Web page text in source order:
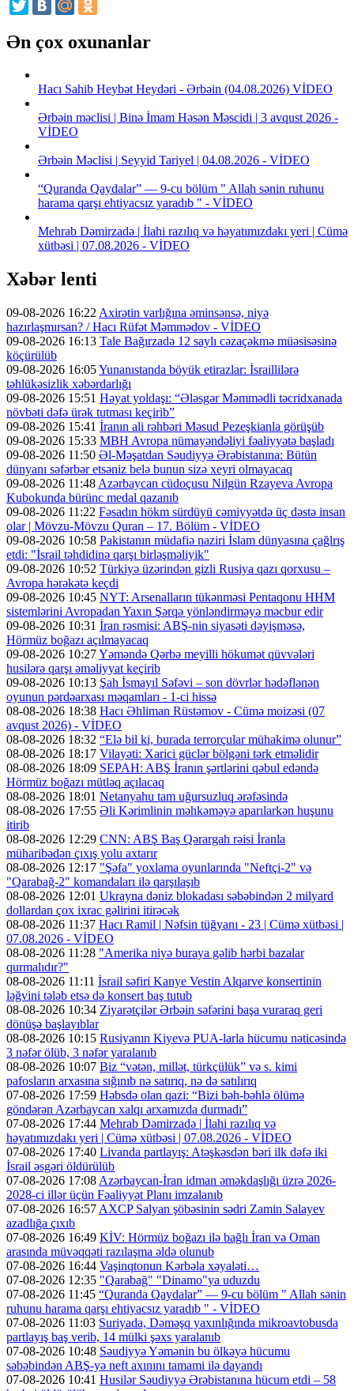
Ən çox oxunanlar
Hacı Sahib Heybət Heydəri - Ərbəin (04.08.2026) VİDEO
Ərbəin məclisi | Binə İmam Həsən Məscidi | 3 avqust 2026 -
VİDEO
Ərbəin Məclisi | Seyyid Tariyel | 04.08.2026 - VİDEO
“Quranda Qaydalar” — 9-cu bölüm " Allah sənin ruhunu
harama qarşı ehtiyacsız yaradıb " - VİDEO
Mehrab Dəmirzadə | İlahi razılıq və həyatımızdakı yeri | Cümə
xütbəsi | 07.08.2026 - VİDEO
Xəbər lenti
09-08-2026 16:22 Axirətin varlığına əminsənsə, niyə
hazırlaşmırsan? / Hacı Rüfət Məmmədov - VİDEO
09-08-2026 16:13 Tale Bağırzadə 12 saylı cəzaçəkmə müəsisəsinə
köçürülüb
09-08-2026 16:05Yunanıstanda böyük etirazlar: İsraillilərə
təhlükəsizlik xəbərdarlığı
09-08-2026 15:51 Həyat yoldaşı: “Ələsgər Məmmədli təcridxanada
növbəti dəfə ürək tutması keçirib”
09-08-2026 15:41 İranın ali rəhbəri Məsud Pezeşkianla görüşüb
09-08-2026 15:33 MBH Avropa nümayəndəliyi fəaliyyətə başladı
09-08-2026 11:50 Əl-Məşatdan Səudiyyə Ərəbistanına: Bütün
dünyanı səfərbər etsəniz belə bunun sizə xeyri olmayacaq
09-08-2026 11:48 Azərbaycan cüdoçusu Nilgün Rzayeva Avropa
Kubokunda bürünc medal qazanıb
09-08-2026 11:22 Fəsadın hökm sürdüyü cəmiyyətdə üç dəstə insan
olar | Mövzu-Mövzu Quran – 17. Bölüm - VİDEO
09-08-2026 10:58 Pakistanın müdafiə naziri İslam dünyasına çağlrış
etdi: "İsrail təhdidinə qarşı birləşməliyik"
09-08-2026 10:52 Türkiyə üzərindən gizli Rusiya qazı qorxusu –
Avropa hərəkətə keçdi
09-08-2026 10:45 NYT: Arsenalların tükənməsi Pentaqonu HHM
sistemlərini Avropadan Yaxın Şərqə yönləndirməyə məcbur edir
09-08-2026 10:31 İran rəsmisi: ABŞ-nin siyasəti dəyişməsə,
Hörmüz boğazı açılmayacaq
09-08-2026 10:27Yəməndə Qərbə meyilli hökumət qüvvələri
husilərə qarşı əməliyyat keçirib
09-08-2026 10:13 Şah İsmayıl Səfəvi – son dövrlər hədəflənən
oyunun pərdəarxası məqamları - 1-ci hissə
08-08-2026 18:38 Hacı Əhliman Rüstəmov - Cümə moizəsi (07
avqust 2026) - VİDEO
08-08-2026 18:32 “Elə bil ki, burada terrorçular mühakimə olunur”
08-08-2026 18:17 Vilayəti: Xarici güclər bölgəni tərk etməlidir
08-08-2026 18:09 SEPAH: ABŞ İranın şərtlərini qəbul edəndə
Hörmüz boğazı mütləq açılacaq
08-08-2026 18:01 Netanyahu tam uğursuzluq ərəfəsində
08-08-2026 17:55 Əli Kərimlinin məhkəməyə aparılarkən huşunu
itirib
08-08-2026 12:29 CNN: ABŞ Baş Qərargah rəisi İranla
müharibədən çıxış yolu axtarır
08-08-2026 12:17 "Şəfa" yoxlama oyunlarında "Neftçi-2" və
"Qarabağ-2" komandaları ilə qarşılaşıb
08-08-2026 12:01 Ukrayna dəniz blokadası səbəbindən 2 milyard
dollardan çox ixrac gəlirini itirəcək
08-08-2026 11:37 Hacı Ramil | Nəfsin tüğyanı - 23 | Cümə xütbəsi |
07.08.2026 - VİDEO
08-08-2026 11:28 "Amerika niyə buraya gəlib hərbi bazalar
qurmalıdır?"
08-08-2026 11:11 İsrail səfiri Kanye Vestin Alqarve konsertinin
ləğvini tələb etsə də konsert baş tutub
08-08-2026 10:34 Ziyarətçilər Ərbəin səfərini başa vuraraq geri
dönüşə başlayıblar
08-08-2026 10:15 Rusiyanın Kiyevə PUA-larla hücumu nəticəsində
3 nəfər ölüb, 3 nəfər yaralanıb
08-08-2026 10:07 Biz “vətən, millət, türkçülük” və s. kimi
pafosların arxasına sığınıb nə satırıq, nə də satılırıq
07-08-2026 17:59 Həbsdə olan qazi: “Bizi bəh-bəhlə ölümə
göndərən Azərbaycan xalqı arxamızda durmadı”
07-08-2026 17:44 Mehrab Dəmirzadə | İlahi razılıq və
həyatımızdakı yeri | Cümə xütbəsi | 07.08.2026 - VİDEO
07-08-2026 17:40 Livanda partlayış: Atəşkəsdən bəri ilk dəfə iki
İsrail əsgəri öldürülüb
07-08-2026 17:08 Azərbaycan-İran idman əməkdaşlığı üzrə 2026-
2028-ci illər üçün Fəaliyyət Planı imzalanıb
07-08-2026 16:57 AXCP Salyan şöbəsinin sədri Zamin Salayev
azadlığa çıxıb
07-08-2026 16:49 KİV: Hörmüz boğazı ilə bağlı İran və Oman
arasında müvəqqəti razılaşma əldə olunub
07-08-2026 16:44 Vaşinqtonun Kərbəla xəyaləti…
07-08-2026 12:35 "Qarabağ" "Dinamo"ya uduzdu
07-08-2026 11:45 “Quranda Qaydalar” — 9-cu bölüm " Allah sənin
ruhunu harama qarşı ehtiyacsız yaradıb " - VİDEO
07-08-2026 11:03 Suriyada, Dəməşq yaxınlığında mikroavtobusda
partlayış baş verib, 14 mülki şəxs yaralanıb
07-08-2026 10:48 Səudiyyə Yəmənin bu ölkəyə hücumu
səbəbindən ABŞ-yə neft axınını tamami ilə dayandı
07-08-2026 10:41 Husilər Səudiyyə Ərəbistanına hücum etdi – 58